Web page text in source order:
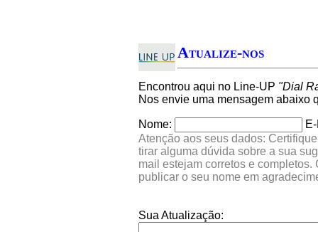
Atualize-nos
Encontrou aqui no Line-UP "Dial
Nos envie uma mensagem abaixo
Nome:
Atenção aos seus dados:
tirar alguma dúvida sobre a sua
mail estejam corretos e
publicar o seu nome em
Sua Atualização: